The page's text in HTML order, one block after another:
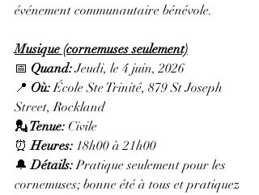
événement communautaire bénévole.
Musique (cornemuses seulement)
📅 Quand: Jeudi, le 4 juin, 2026
📍 Où: École Ste Trinité, 879 St Joseph
Street, Rockland
💂 Tenue: Civile
⏰ Heures: 18h00 à 21h00
🔔 Détails: Pratique seulement pour les
cornemuses; bonne été à tous et pratiquez